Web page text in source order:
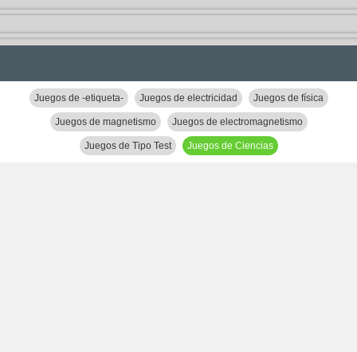
Juegos de -etiqueta- Juegos de electricidad Juegos de física
Juegos de magnetismo Juegos de electromagnetismo
Juegos de Tipo Test Juegos de Ciencias